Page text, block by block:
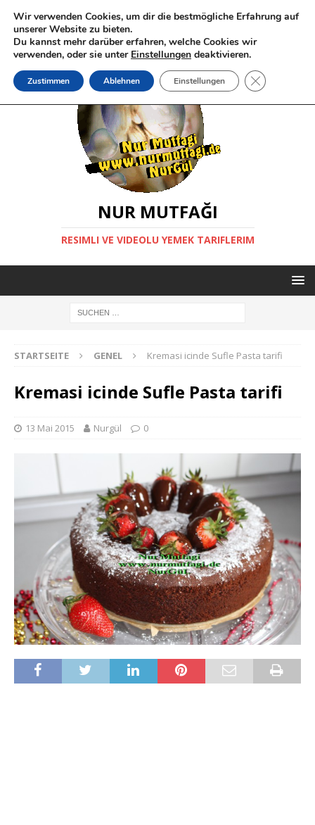
NUR MUTFAĞI
RESIMLI VE VIDEOLU YEMEK TARIFLERIM
STARTSEITE GENEL Kremasi icinde Sufle Pasta tarifi
Kremasi icinde Sufle Pasta tarifi
13 Mai 2015 Nurgül 0
Wir verwenden Cookies, um dir die bestmögliche Erfahrung auf
unserer Website zu bieten.
Du kannst mehr darüber erfahren, welche Cookies wir
verwenden, oder sie unter Einstellungen deaktivieren.
Zustimmen Ablehnen Einstellungen GDPR